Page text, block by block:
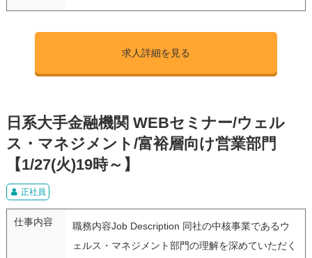
求人詳細を見る
日系大手金融機関 WEBセミナー/ウェル
ス・マネジメント/富裕層向け営業部門
【1/27(火)19時～】
正社員
仕事内容
職務内容Job Description 同社の中核事業であるウ
ェルス・マネジメント部門の理解を深めていただく